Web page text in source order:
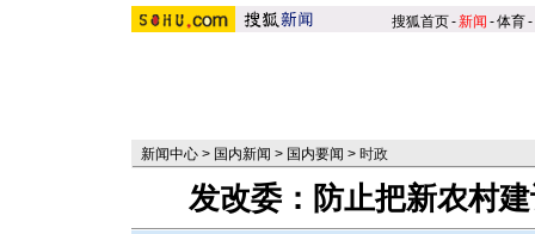
搜狐首页-新闻 -体育-
新闻中心 > 国内新闻 > 国内要闻 > 时政
发改委：防止把新农村